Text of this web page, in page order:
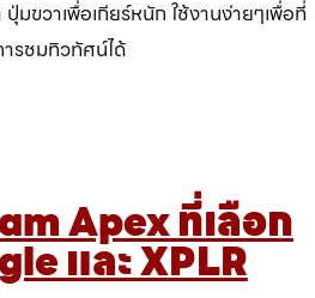
มขวาเพื่อเกียร์หนัก ใช้งานง่ายๆเพื่อที่
ารชมทิวทัศน์ได้
Apex ที่เลือก
และ XPLR